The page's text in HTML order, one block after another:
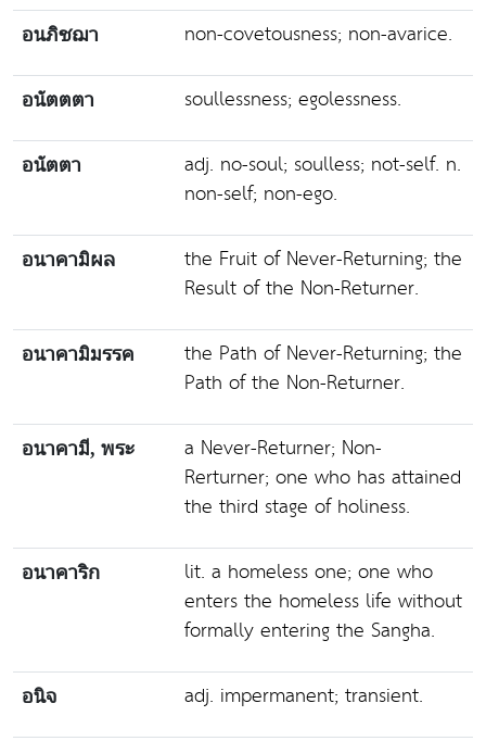
อนภิชฌา non-covetousness; non-avarice.
อนัตตตา soullessness; egolessness.
อนัตตา
adj. no-soul; soulless; not-self. n.
non-self; non-ego.
อนาคามิผล
the Fruit of Never-Returning; the
Result of the Non-Returner.
อนาคามิมรรค
the Path of Never-Returning; the
Path of the Non-Returner.
อนาคามี, พระ
a Never-Returner; Non-
Rerturner; one who has attained
the third stage of holiness.
อนาคาริก
lit. a homeless one; one who
enters the homeless life without
formally entering the Sangha.
อนิจ adj. impermanent; transient.